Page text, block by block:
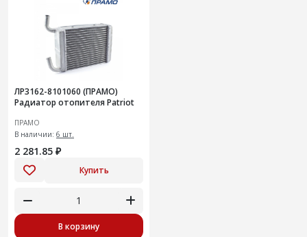
ЛР3162-8101060 (ПРАМО)
Радиатор отопителя Patriot
ПРАМО
В наличии: 6 шт.
2 281.85 ₽
Купить
В корзину